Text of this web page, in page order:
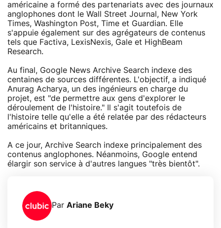
américaine a formé des partenariats avec des journaux
anglophones dont le Wall Street Journal, New York
Times, Washington Post, Time et Guardian. Elle
s'appuie également sur des agrégateurs de contenus
tels que Factiva, LexisNexis, Gale et HighBeam
Research.
Au final, Google News Archive Search indexe des
centaines de sources différentes. L'objectif, a indiqué
Anurag Acharya, un des ingénieurs en charge du
projet, est "de permettre aux gens d'explorer le
déroulement de l'histoire." Il s'agit toutefois de
l'histoire telle qu'elle a été relatée par des rédacteurs
américains et britanniques.
A ce jour, Archive Search indexe principalement des
contenus anglophones. Néanmoins, Google entend
élargir son service à d'autres langues "très bientôt".
Par Ariane Beky